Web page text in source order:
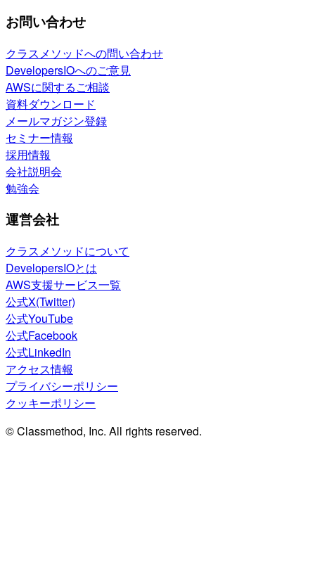
お問い合わせ
クラスメソッドへの問い合わせ
DevelopersIOへのご意見
AWSに関するご相談
資料ダウンロード
メールマガジン登録
セミナー情報
採用情報
会社説明会
勉強会
運営会社
クラスメソッドについて
DevelopersIOとは
AWS支援サービス一覧
公式X(Twitter)
公式YouTube
公式Facebook
公式LinkedIn
アクセス情報
プライバシーポリシー
クッキーポリシー
© Classmethod, Inc. All rights reserved.